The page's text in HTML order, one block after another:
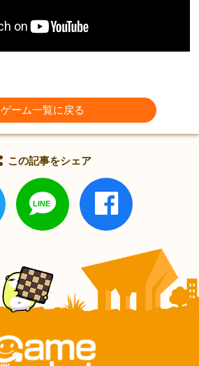
ゲーム一覧に戻る
この記事をシェア